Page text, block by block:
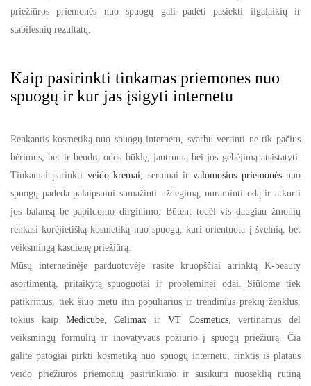
priežiūros priemonės nuo spuogų gali padėti pasiekti ilgalaikių ir
stabilesnių rezultatų.
Kaip pasirinkti tinkamas priemones nuo
spuogų ir kur jas įsigyti internetu
Renkantis kosmetiką nuo spuogų internetu, svarbu vertinti ne tik pačius
bėrimus, bet ir bendrą odos būklę, jautrumą bei jos gebėjimą atsistatyti.
Tinkamai parinkti veido kremai, serumai irvalomosios priemonėsnuo
spuogų padeda palaipsniui sumažinti uždegimą, nuraminti odą ir atkurti
jos balansą be papildomo dirginimo. Būtent todėl vis daugiau žmonių
renkasi korėjietišką kosmetiką nuo spuogų, kuri orientuota į švelnią, bet
veiksmingą kasdienę priežiūrą.
Mūsų internetinėje parduotuvėje rasite kruopščiai atrinktą K-beauty
asortimentą, pritaikytą spuoguotai ir probleminei odai. Siūlome tiek
patikrintus, tiek šiuo metu itin populiarius ir trendinius prekių ženklus,
tokius kaip Medicube,Celimax ir VT Cosmetics, vertinamus dėl
veiksmingų formulių ir inovatyvaus požiūrio į spuogų priežiūrą. Čia
galite patogiai pirkti kosmetiką nuo spuogų internetu, rinktis iš plataus
veido priežiūros priemonių pasirinkimo ir susikurti nuoseklią rutiną